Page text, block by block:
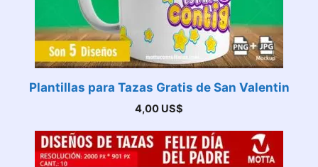
Plantillas para Tazas Gratis de San Valentin
4,00 US$